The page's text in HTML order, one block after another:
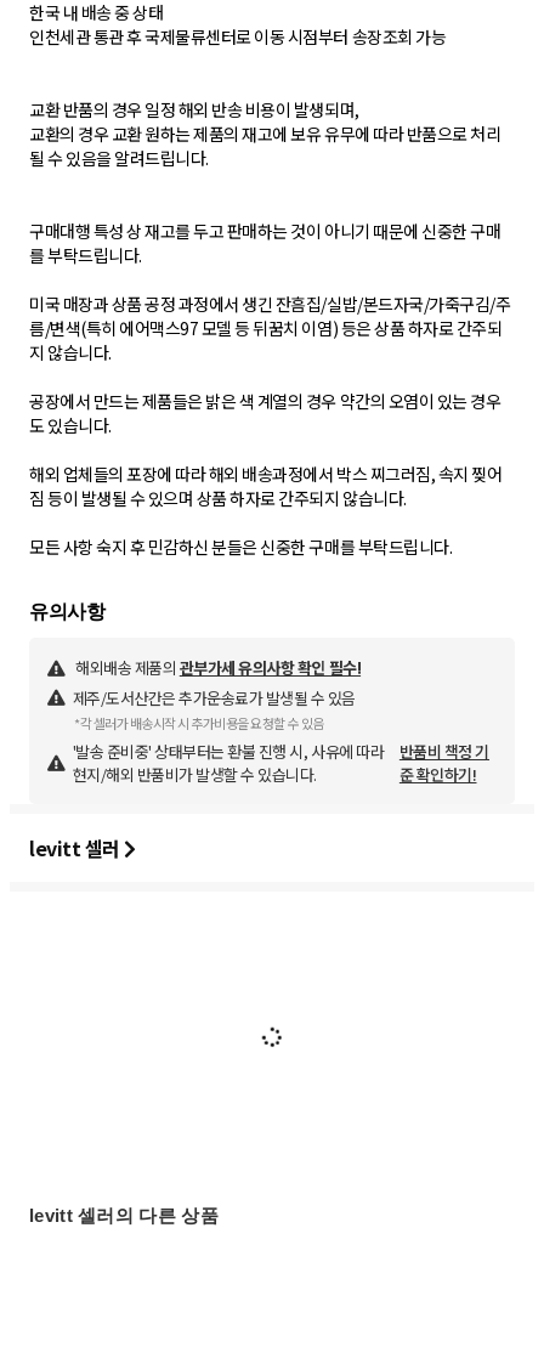
한국 내 배송 중 상태
인천세관 통관 후 국제물류센터로 이동 시점부터 송장조회 가능
교환 반품의 경우 일정 해외 반송 비용이 발생되며,
교환의 경우 교환 원하는 제품의 재고에 보유 유무에 따라 반품으로 처리
될 수 있음을 알려드립니다.
구매대행 특성 상 재고를 두고 판매하는 것이 아니기 때문에 신중한 구매
를 부탁드립니다.
미국 매장과 상품 공정 과정에서 생긴 잔흠집/실밥/본드자국/가죽구김/주
름/변색(특히 에어맥스97 모델 등 뒤꿈치 이염) 등은 상품 하자로 간주되
지 않습니다.
공장에서 만드는 제품들은 밝은 색 계열의 경우 약간의 오염이 있는 경우
도 있습니다.
해외 업체들의 포장에 따라 해외 배송과정에서 박스 찌그러짐, 속지 찢어
짐 등이 발생될 수 있으며 상품 하자로 간주되지 않습니다.
모든 사항 숙지 후 민감하신 분들은 신중한 구매를 부탁드립니다.
유의사항
해외배송 제품의 관부가세 유의사항 확인 필수!
제주/도서산간은 추가운송료가 발생될 수 있음
*각 셀러가 배송시작 시 추가비용을 요청할 수 있음
'발송 준비중' 상태부터는 환불 진행 시, 사유에 따라
현지/해외 반품비가 발생할 수 있습니다.
반품비 책정 기
준 확인하기!
levitt 셀러
levitt 셀러의 다른 상품